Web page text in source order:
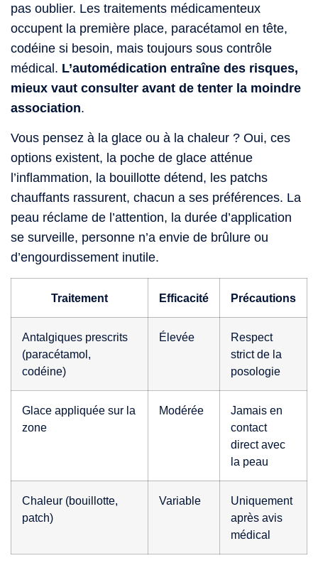
pas oublier. Les traitements médicamenteux
occupent la première place, paracétamol en tête,
codéine si besoin, mais toujours sous contrôle
médical. L’automédication entraîne des risques,
mieux vaut consulter avant de tenter la moindre
association.
Vous pensez à la glace ou à la chaleur ? Oui, ces
options existent, la poche de glace atténue
l’inflammation, la bouillotte détend, les patchs
chauffants rassurent, chacun a ses préférences. La
peau réclame de l’attention, la durée d’application
se surveille, personne n’a envie de brûlure ou
d’engourdissement inutile.
Traitement Efficacité Précautions
Antalgiques prescrits
(paracétamol,
codéine)
Élevée
Respect
strict de la
posologie
Glace appliquée sur la
zone
Modérée
Jamais en
contact
direct avec
la peau
Chaleur (bouillotte,
patch)
Variable
Uniquement
après avis
médical